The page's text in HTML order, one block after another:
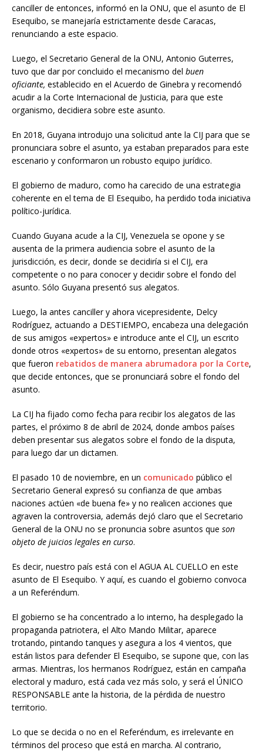
canciller de entonces, informó en la ONU, que el asunto de El
Esequibo, se manejaría estrictamente desde Caracas,
renunciando a este espacio.
Luego, el Secretario General de la ONU, Antonio Guterres,
tuvo que dar por concluido el mecanismo del buen
oficiante, establecido en el Acuerdo de Ginebra y recomendó
acudir a la Corte Internacional de Justicia, para que este
organismo, decidiera sobre este asunto.
En 2018, Guyana introdujo una solicitud ante la CIJ para que se
pronunciara sobre el asunto, ya estaban preparados para este
escenario y conformaron un robusto equipo jurídico.
El gobierno de maduro, como ha carecido de una estrategia
coherente en el tema de El Esequibo, ha perdido toda iniciativa
político-jurídica.
Cuando Guyana acude a la CIJ, Venezuela se opone y se
ausenta de la primera audiencia sobre el asunto de la
jurisdicción, es decir, donde se decidiría si el CIJ, era
competente o no para conocer y decidir sobre el fondo del
asunto. Sólo Guyana presentó sus alegatos.
Luego, la antes canciller y ahora vicepresidente, Delcy
Rodríguez, actuando a DESTIEMPO, encabeza una delegación
de sus amigos «expertos» e introduce ante el CIJ, un escrito
donde otros «expertos» de su entorno, presentan alegatos
que fueron rebatidos de manera abrumadora por la Corte,
que decide entonces, que se pronunciará sobre el fondo del
asunto.
La CIJ ha fijado como fecha para recibir los alegatos de las
partes, el próximo 8 de abril de 2024, donde ambos países
deben presentar sus alegatos sobre el fondo de la disputa,
para luego dar un dictamen.
El pasado 10 de noviembre, en un comunicado público el
Secretario General expresó su confianza de que ambas
naciones actúen «de buena fe» y no realicen acciones que
agraven la controversia, además dejó claro que el Secretario
General de la ONU no se pronuncia sobre asuntos que son
objeto de juicios legales en curso.
Es decir, nuestro país está con el AGUA AL CUELLO en este
asunto de El Esequibo. Y aquí, es cuando el gobierno convoca
a un Referéndum.
El gobierno se ha concentrado a lo interno, ha desplegado la
propaganda patriotera, el Alto Mando Militar, aparece
trotando, pintando tanques y asegura a los 4 vientos, que
están listos para defender El Esequibo, se supone que, con las
armas. Mientras, los hermanos Rodríguez, están en campaña
electoral y maduro, está cada vez más solo, y será el ÚNICO
RESPONSABLE ante la historia, de la pérdida de nuestro
territorio.
Lo que se decida o no en el Referéndum, es irrelevante en
términos del proceso que está en marcha. Al contrario,